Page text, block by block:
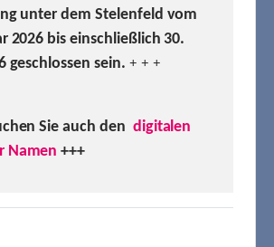
unter dem Stelenfeld vom
2026 bis einschließlich 30.
geschlossen sein. + + +
Sie auch den digitalen
Namen +++